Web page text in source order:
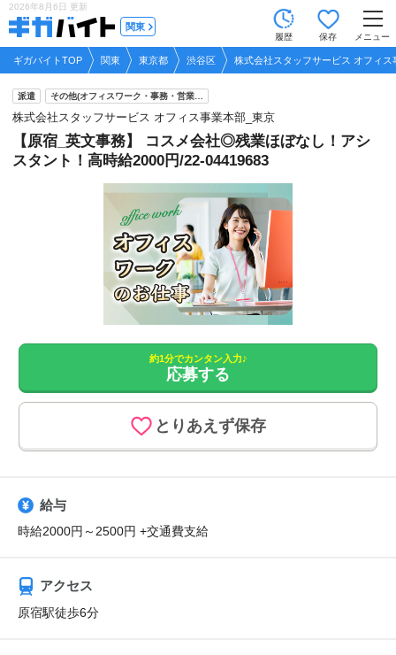
2026年8月6日 更新
関東
履歴 保存 メニュー
ギガバイトTOP 関東 東京都 渋谷区 株式会社スタッフサービス オフィ
派遣 その他(オフィスワーク・事務・営業…
株式会社スタッフサービス オフィス事業本部_東京
【原宿_英文事務】 コスメ会社◎残業ほぼなし！アシ
スタント！高時給2000円/22-04419683
約1分でカンタン入力♪
応募する
とりあえず保存
給与
時給2000円～2500円 +交通費支給
アクセス
原宿駅徒歩6分